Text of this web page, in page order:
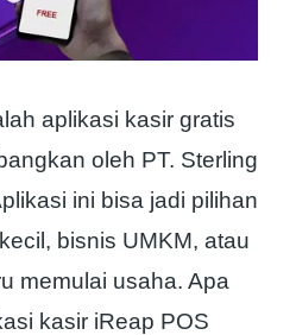
aplikasi kasir gratis
oleh PT. Sterling
ini bisa jadi pilihan
bisnis UMKM, atau
memulai usaha. Apa
kasir iReap POS